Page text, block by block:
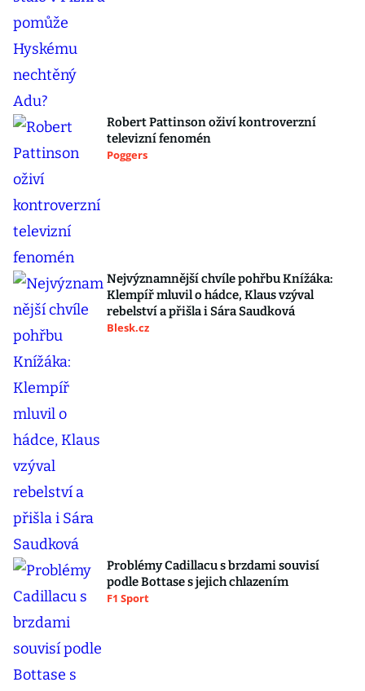
Robert Pattinson oživí kontroverzní
televizní fenomén
Poggers
Nejvýznamnější chvíle pohřbu Knížáka:
Klempíř mluvil o hádce, Klaus vzýval
rebelství a přišla i Sára Saudková
Blesk.cz
Problémy Cadillacu s brzdami souvisí
podle Bottase s jejich chlazením
F1 Sport